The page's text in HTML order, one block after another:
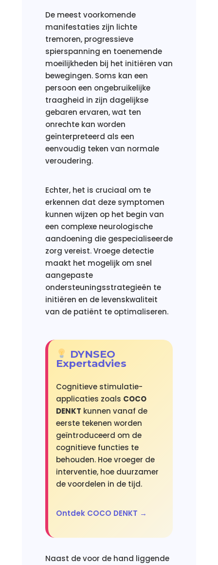
De meest voorkomende
manifestaties zijn lichte
tremoren, progressieve
spierspanning en toenemende
moeilijkheden bij het initiëren van
bewegingen. Soms kan een
persoon een ongebruikelijke
traagheid in zijn dagelijkse
gebaren ervaren, wat ten
onrechte kan worden
geïnterpreteerd als een
eenvoudig teken van normale
veroudering.
Echter, het is cruciaal om te
erkennen dat deze symptomen
kunnen wijzen op het begin van
een complexe neurologische
aandoening die gespecialiseerde
zorg vereist. Vroege detectie
maakt het mogelijk om snel
aangepaste
ondersteuningsstrategieën te
initiëren en de levenskwaliteit
van de patiënt te optimaliseren.
DYNSEO
Expertadvies
Cognitieve stimulatie-
applicaties zoals COCO
DENKT kunnen vanaf de
eerste tekenen worden
geïntroduceerd om de
cognitieve functies te
behouden. Hoe vroeger de
interventie, hoe duurzamer
de voordelen in de tijd.
Ontdek COCO DENKT →
Naast de voor de hand liggende